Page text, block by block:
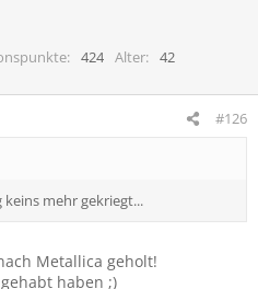
424 Alter
42
#126
keins mehr gekriegt...
Metallica geholt!
haben ;)